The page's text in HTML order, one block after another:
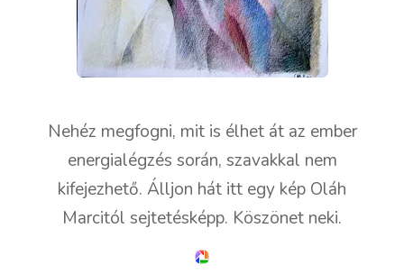
Nehéz megfogni, mit is élhet át az ember
energialégzés során, szavakkal nem
kifejezhető. Álljon hát itt egy kép Oláh
Marcitól sejtetésképp. Köszönet neki.